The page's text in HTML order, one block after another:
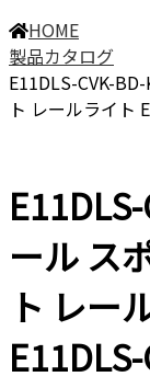
HOME
製品カタログ
E11DLS-CVK-
ト レールライト
ール ス
ト レー